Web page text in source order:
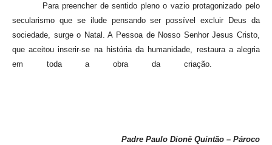
Para preencher de sentido pleno o vazio protagonizado pelo
secularismo que se ilude pensando ser possível excluir Deus da
sociedade, surge o Natal. A Pessoa de Nosso Senhor Jesus Cristo,
que aceitou inserir-se na história da humanidade, restaura a alegria
em toda a obra da criação.
Padre Paulo Dionê Quintão – Pároco